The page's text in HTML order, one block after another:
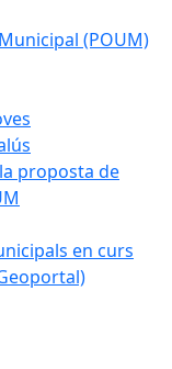
(POUM)
proposta de
en curs